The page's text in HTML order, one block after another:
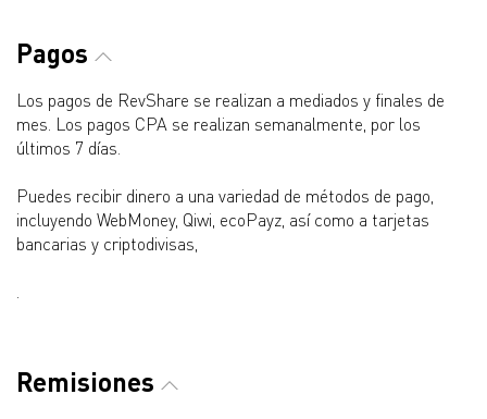
Pagos
Los pagos de RevShare se realizan a mediados y finales de
mes. Los pagos CPA se realizan semanalmente, por los
últimos 7 días.
Puedes recibir dinero a una variedad de métodos de pago,
incluyendo WebMoney, Qiwi, ecoPayz, así como a tarjetas
bancarias y criptodivisas,
.
Remisiones